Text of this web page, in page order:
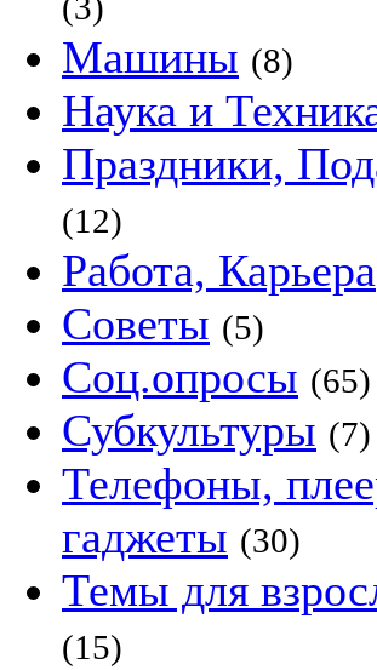
Машины (8)
Наука и
Праздники,
(12)
Работа, Карьера
Советы (5)
Соц.опросы (65)
Субкультуры (7)
Телефоны,
гаджеты (30)
Темы для
(15)